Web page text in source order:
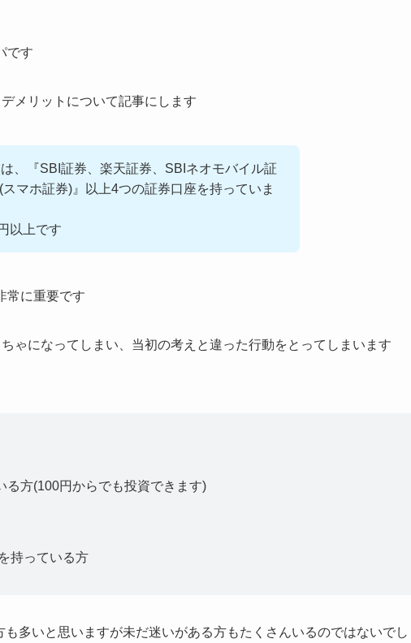
です
メリットについて記事にします
、『SBI証券、楽天証券、SBIネオモバイル証
マホ証券)』以上4つの証券口座を持っていま
以上です
常に重要です
ゃになってしまい、当初の考えと違った行動をとってしまいます
る方(100円からでも投資できます)
持っている方
多いと思いますが未だ迷いがある方もたくさんいるのではないでし